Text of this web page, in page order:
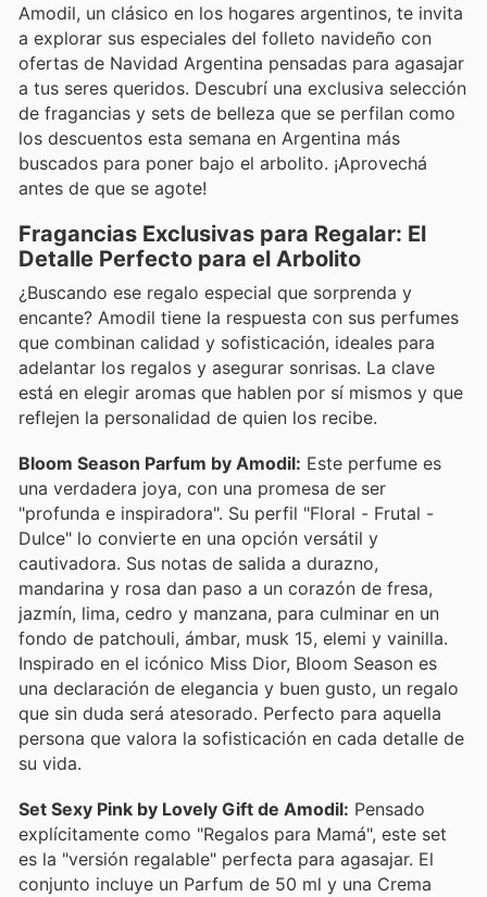
Amodil, un clásico en los hogares argentinos, te invita
a explorar sus especiales del folleto navideño con
ofertas de Navidad Argentina pensadas para agasajar
a tus seres queridos. Descubrí una exclusiva selección
de fragancias y sets de belleza que se perfilan como
los descuentos esta semana en Argentina más
buscados para poner bajo el arbolito. ¡Aprovechá
antes de que se agote!
Fragancias Exclusivas para Regalar: El
Detalle Perfecto para el Arbolito
¿Buscando ese regalo especial que sorprenda y
encante? Amodil tiene la respuesta con sus perfumes
que combinan calidad y sofisticación, ideales para
adelantar los regalos y asegurar sonrisas. La clave
está en elegir aromas que hablen por sí mismos y que
reflejen la personalidad de quien los recibe.
Bloom Season Parfum by Amodil: Este perfume es
una verdadera joya, con una promesa de ser
"profunda e inspiradora". Su perfil "Floral - Frutal -
Dulce" lo convierte en una opción versátil y
cautivadora. Sus notas de salida a durazno,
mandarina y rosa dan paso a un corazón de fresa,
jazmín, lima, cedro y manzana, para culminar en un
fondo de patchouli, ámbar, musk 15, elemi y vainilla.
Inspirado en el icónico Miss Dior, Bloom Season es
una declaración de elegancia y buen gusto, un regalo
que sin duda será atesorado. Perfecto para aquella
persona que valora la sofisticación en cada detalle de
su vida.
Set Sexy Pink by Lovely Gift de Amodil: Pensado
explícitamente como "Regalos para Mamá", este set
es la "versión regalable" perfecta para agasajar. El
conjunto incluye un Parfum de 50 ml y una Crema